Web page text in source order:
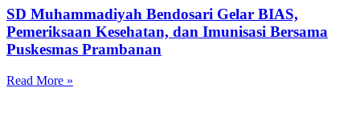
SD Muhammadiyah Bendosari Gelar BIAS,
Pemeriksaan Kesehatan, dan Imunisasi Bersama
Puskesmas Prambanan
Read More »